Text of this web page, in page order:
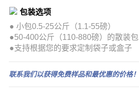
包装选项
● 小包0.5-25公斤（1.1-55磅）
●50-400公斤（110-880磅）的散装包
●支持根据您的要求定制袋子或盒子
联系我们以获得免费样品和最优惠的价格！